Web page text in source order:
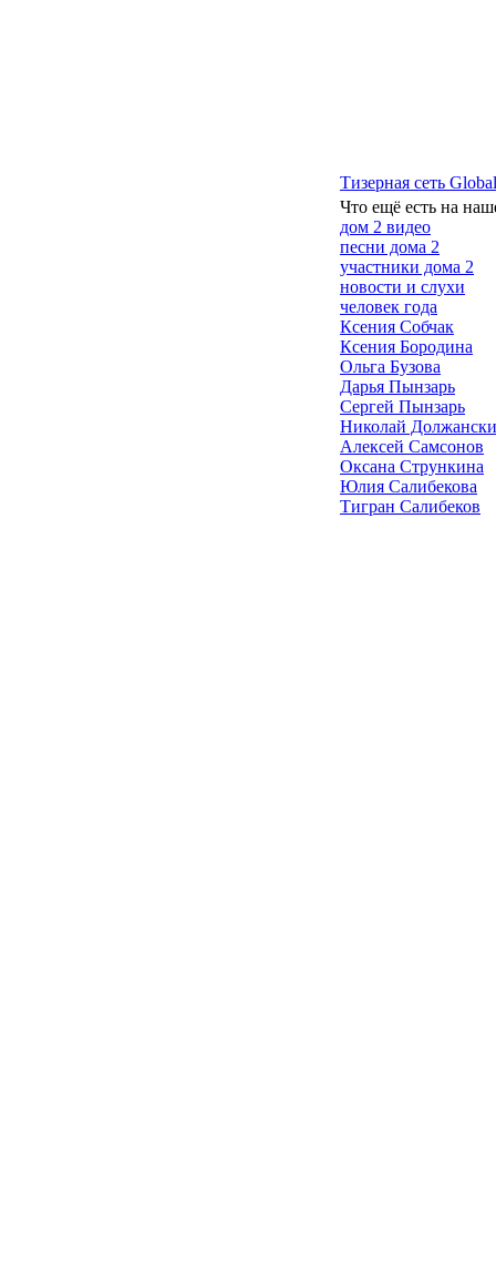
Тизерная сеть
Что ещё есть на
дом 2 видео
песни дома 2
участники дома 2
новости и слухи
человек года
Ксения Собчак
Ксения Бородина
Ольга Бузова
Дарья Пынзарь
Сергей Пынзарь
Николай
Алексей Самсонов
Оксана Стрункина
Юлия Салибекова
Тигран Салибеков